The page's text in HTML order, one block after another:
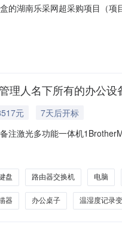
的湖南乐采网超采购项目（
购单位地址：湘府西路8号
理人名下所有的办公设
元
7天后开标
注激光多功能一体机
零隔板两百左右位于泉州晋江
盘 路由器交换机 电脑
器 办公桌子 温湿度记录